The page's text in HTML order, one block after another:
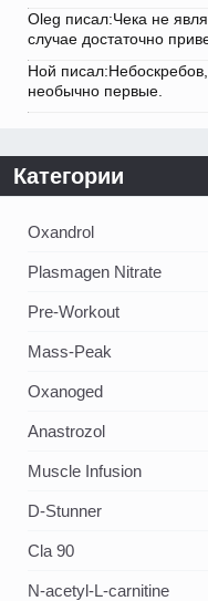
Oleg писал:Чека не
случае достаточно
Ной
необычно первые.
Категории
Oxandrol
Plasmagen Nitrate
Pre-Workout
Mass-Peak
Oxanoged
Аnastrozol
Muscle Infusion
D-Stunner
Cla 90
N-acetyl-L-carnitine